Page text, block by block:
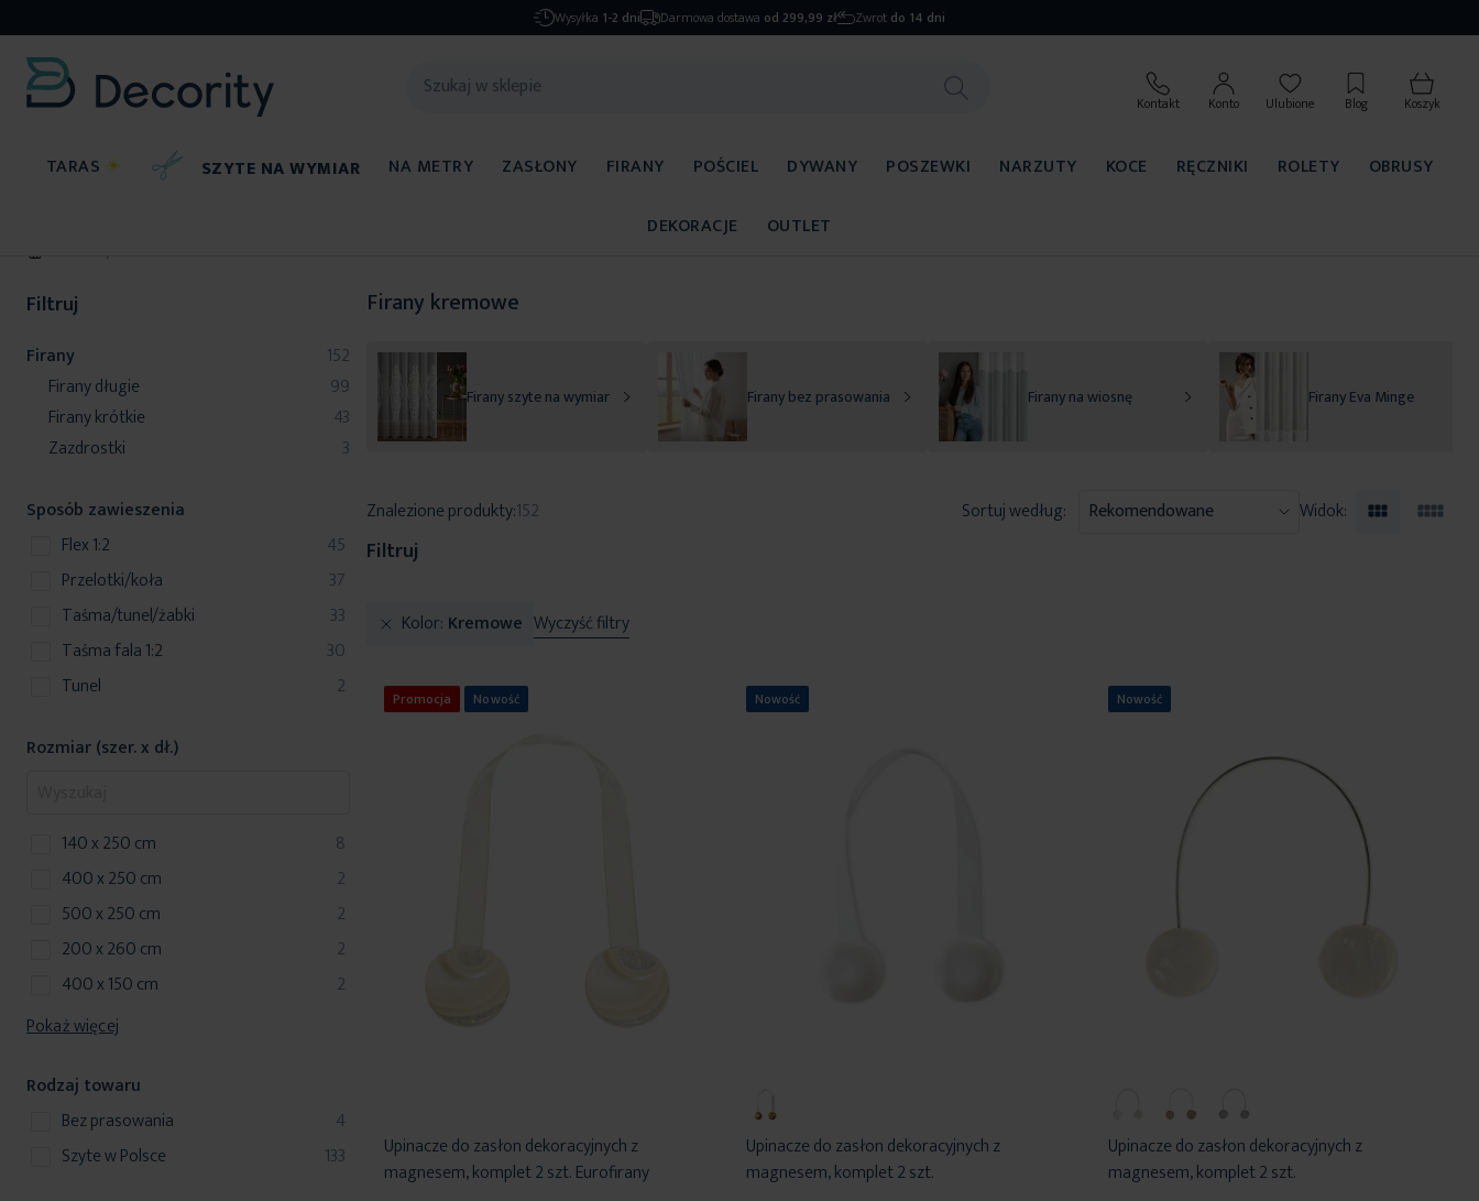
Wysyłka 1-2 dni Darmowa dostawa od 299,99 zł Zwrot do 14 dni
Kontakt Konto Ulubione Blog Koszyk
TARAS ☀ SZYTE NA WYMIAR NA METRY ZASŁONY FIRANY POŚCIEL DYWANY POSZEWKI NARZUTY KOCE RĘCZNIKI ROLETY
OBRUSY
DEKORACJE
OUTLET
Firany
Firany kremowe
Firany szyte na wymiar Firany bez prasowania Firany na wiosnę Firany Eva Minge
Znalezione produkty:152 Sortuj według: Widok:
Filtruj
Kolor Kremowe Wyczyść filtry
Promocja Nowość
Upinacze do zasłon dekoracyjnych z
magnesem, komplet 2 szt. Eurofirany
Nowość
Upinacze do zasłon dekoracyjnych z
magnesem, komplet 2 szt.
Nowość
Upinacze do zasłon dekoracyjnych z
magnesem, komplet 2 szt.
Filtruj
Firany 152
produkty
Firany długie
99
produkty
Firany krótkie
43
produkty
Zazdrostki
3
produkty
Sposób zawieszenia
Flex 1:2
45
produkty
przelotki/koła
37
produkty
taśma/tunel/żabki
33
produkty
Taśma fala 1:2
30
produkty
Tunel
2
produkty
Rozmiar (szer. x dł.)
140 x 250 cm 8
produkty
400 x 250 cm
2
produkty
500 x 250 cm
2
produkty
200 x 260 cm
2
produkty
400 x 150 cm
2
produkty
Pokaż więcej
Rodzaj towaru
bez prasowania
4
produkty
szyte w Polsce
133
produkty